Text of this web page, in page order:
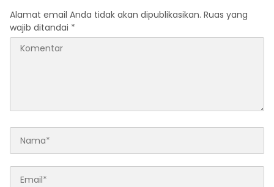
Alamat email Anda tidak akan dipublikasikan. Ruas yang
wajib ditandai *